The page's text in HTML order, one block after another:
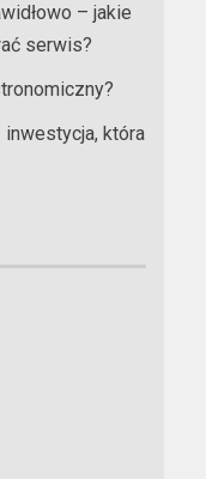
– jakie
serwis?
która